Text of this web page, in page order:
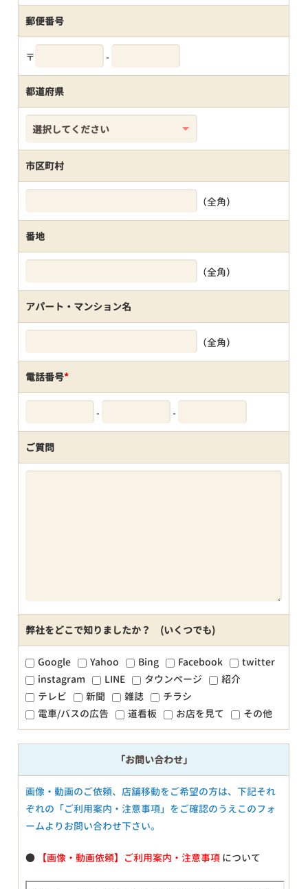
郵便番号
〒 -
都道府県
市区町村
（全角）
番地
（全角）
アパート・マンション名
（全角）
電話番号*
- -
ご質問
弊社をどこで知りましたか？ (いくつでも)
Google Yahoo Bing Facebook
twitter
instagram
LINE タウンページ
紹介
テレビ
新聞 雑誌
チラシ
電車/バスの広告
道看板 お店を見て その他
「お問い合わせ」
画像・動画のご依頼、店舗移動をご希望の方は、下記それ
ぞれの「ご利用案内・注意事項」をご確認のうえこのフォ
ームよりお問い合わせ下さい。
● 【画像・動画依頼】ご利用案内・注意事項 について